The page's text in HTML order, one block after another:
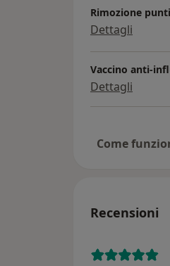
Rimozione punti
Dettagli
Vaccino anti-
Dettagli
Come
Recensioni